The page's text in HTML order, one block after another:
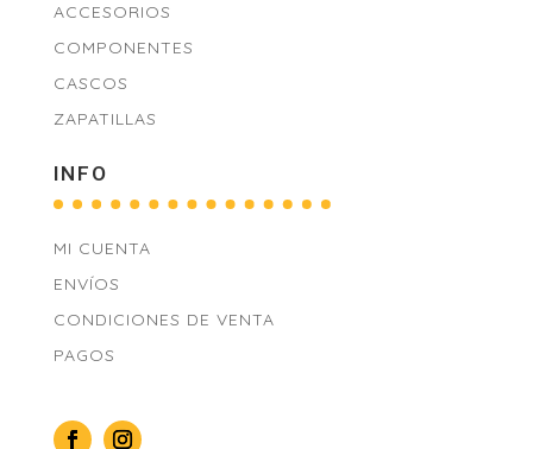
ACCESORIOS
COMPONENTES
CASCOS
ZAPATILLAS
INFO
MI CUENTA
ENVÍOS
CONDICIONES DE VENTA
PAGOS